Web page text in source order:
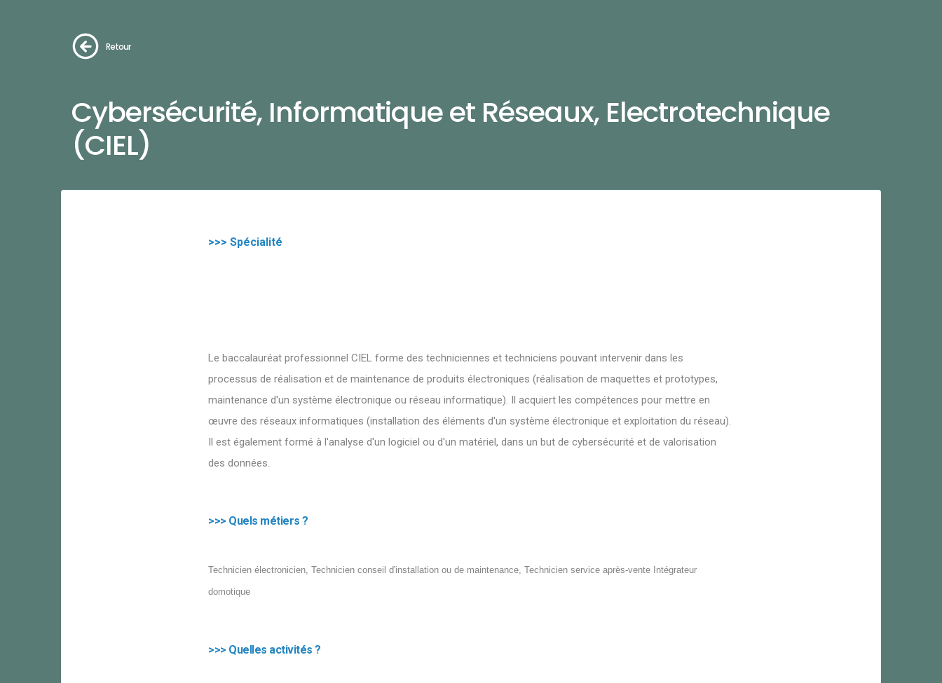
Retour
Cybersécurité, Informatique et Réseaux, Electrotechnique
(CIEL)
>>> Spécialité
Le baccalauréat professionnel CIEL forme des techniciennes et techniciens pouvant intervenir dans les
processus de réalisation et de maintenance de produits électroniques (réalisation de maquettes et prototypes,
maintenance d'un système électronique ou réseau informatique). Il acquiert les compétences pour mettre en
œuvre des réseaux informatiques (installation des éléments d'un système électronique et exploitation du réseau).
Il est également formé à l'analyse d'un logiciel ou d'un matériel, dans un but de cybersécurité et de valorisation
des données.
>>> Quels métiers ?
Technicien électronicien, Technicien conseil d'installation ou de maintenance, Technicien service après-vente Intégrateur
domotique
>>> Quelles activités ?